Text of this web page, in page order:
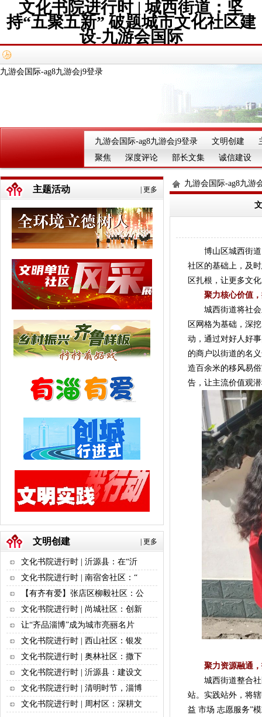
文化书院进行时 | 城西街道：坚
持“五聚五新” 破题城市文化社区建
设-九游会国际
九游会国际-ag8九游会j9登录
九游会国际-ag8九游会j9登录 文明创建
聚焦
深度评论 部长文集 诚信建设
更多
主题活动
更多
文明创建
文化书院进行时 | 沂源县：在“沂
文化书院进行时 | 南宿舍社区：“
【有齐有爱】张店区柳毅社区：公
文化书院进行时 | 尚城社区：创新
让“齐品淄博”成为城市亮丽名片
文化书院进行时 | 西山社区：银发
文化书院进行时 | 奥林社区：撒下
文化书院进行时 | 沂源县：建设文
文化书院进行时 | 清明时节，淄博
文化书院进行时 | 周村区：深耕文
九游会国际-ag8九游
博山区城西街道
社区的基础上，及
区扎根，让更多文
聚力核心价值
城西街道将社会
区网格为基础，深
动，通过对好人好
的商户以街道的名
造百余米的移风易
告，让主流价值观
聚力资源融通
城西街道整合社
站。实践站外，将
益 市场 志愿服务”